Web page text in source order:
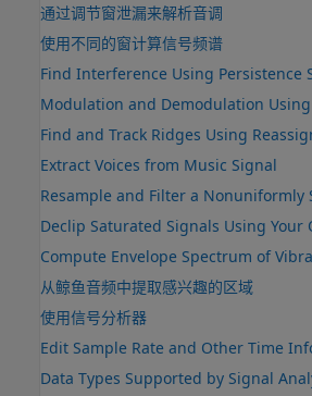
通过调节窗泄漏来解析音调
使用不同的窗计算信号频谱
Find Interference Using Persistence
Modulation and Demodulation
Find and Track Ridges Using
Extract Voices from Music Signal
Resample and Filter a Nonuniformly
Declip Saturated Signals Using Your
Compute Envelope Spectrum of
从鲸鱼音频中提取感兴趣的区域
使用信号分析器
Edit Sample Rate and Other Time
Data Types Supported by Signal